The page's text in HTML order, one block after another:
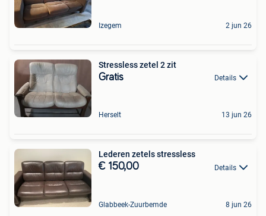
Izegem 2 jun 26
Stressless zetel 2 zit
Gratis Details
Herselt 13 jun 26
Lederen zetels stressless
€ 150,00 Details
Glabbeek-Zuurbemde 8 jun 26